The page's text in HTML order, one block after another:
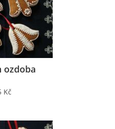
ozdoba
Kč